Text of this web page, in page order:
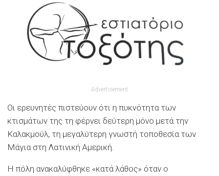
Advertisement
Οι ερευνητές πιστεύουν ότι η πυκνότητα των
κτισμάτων της τη φέρνει δεύτερη μόνο μετά την
Καλακμούλ, τη μεγαλύτερη γνωστή τοποθεσία των
Μάγια στη Λατινική Αμερική.
Η πόλη ανακαλύφθηκε «κατά λάθος» όταν ο